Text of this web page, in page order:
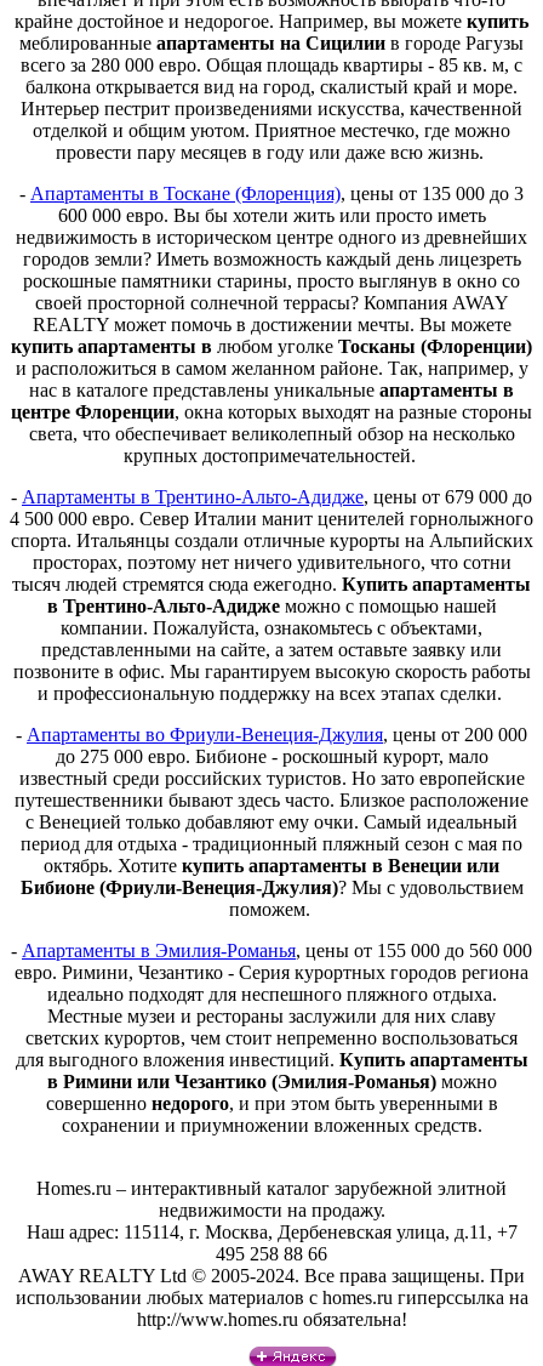
крайне достойное и недорогое. Например, вы можете купить
меблированные апартаменты на Сицилии в городе Рагузы
всего за 280 000 евро. Общая площадь квартиры - 85 кв. м, с
балкона открывается вид на город, скалистый край и море.
Интерьер пестрит произведениями искусства, качественной
отделкой и общим уютом. Приятное местечко, где можно
провести пару месяцев в году или даже всю жизнь.
- Апартаменты в Тоскане (Флоренция), цены от 135 000 до 3
600 000 евро. Вы бы хотели жить или просто иметь
недвижимость в историческом центре одного из древнейших
городов земли? Иметь возможность каждый день лицезреть
роскошные памятники старины, просто выглянув в окно со
своей просторной солнечной террасы? Компания AWAY
REALTY может помочь в достижении мечты. Вы можете
купить апартаменты в любом уголке Тосканы (Флоренции)
и расположиться в самом желанном районе. Так, например, у
нас в каталоге представлены уникальные апартаменты в
центре Флоренции, окна которых выходят на разные стороны
света, что обеспечивает великолепный обзор на несколько
крупных достопримечательностей.
- Апартаменты в Трентино-Альто-Адидже, цены от 679 000 до
4 500 000 евро. Север Италии манит ценителей горнолыжного
спорта. Итальянцы создали отличные курорты на Альпийских
просторах, поэтому нет ничего удивительного, что сотни
тысяч людей стремятся сюда ежегодно. Купить апартаменты
в Трентино-Альто-Адиджеможно с помощью нашей
компании. Пожалуйста, ознакомьтесь с объектами,
представленными на сайте, а затем оставьте заявку или
позвоните в офис. Мы гарантируем высокую скорость работы
и профессиональную поддержку на всех этапах сделки.
- Апартаменты во Фриули-Венеция-Джулия, цены от 200 000
до 275 000 евро. Бибионе - роскошный курорт, мало
известный среди российских туристов. Но зато европейские
путешественники бывают здесь часто. Близкое расположение
с Венецией только добавляют ему очки. Самый идеальный
период для отдыха - традиционный пляжный сезон с мая по
октябрь. Хотите купить апартаменты в Венеции или
Бибионе (Фриули-Венеция-Джулия)? Мы с удовольствием
поможем.
- Апартаменты в Эмилия-Романья, цены от 155 000 до 560 000
евро. Римини, Чезантико - Серия курортных городов региона
идеально подходят для неспешного пляжного отдыха.
Местные музеи и рестораны заслужили для них славу
светских курортов, чем стоит непременно воспользоваться
для выгодного вложения инвестиций. Купить апартаменты
в Римини или Чезантико (Эмилия-Романья)можно
совершенно недорого, и при этом быть уверенными в
сохранении и приумножении вложенных средств.
Homes.ru – интерактивный каталог зарубежной элитной
недвижимости на продажу.
Наш адрес: 115114, г. Москва, Дербеневская улица, д.11, +7
495 258 88 66
AWAY REALTY Ltd © 2005-2024. Все права защищены. При
использовании любых материалов с homes.ru гиперссылка на
http://www.homes.ru обязательна!